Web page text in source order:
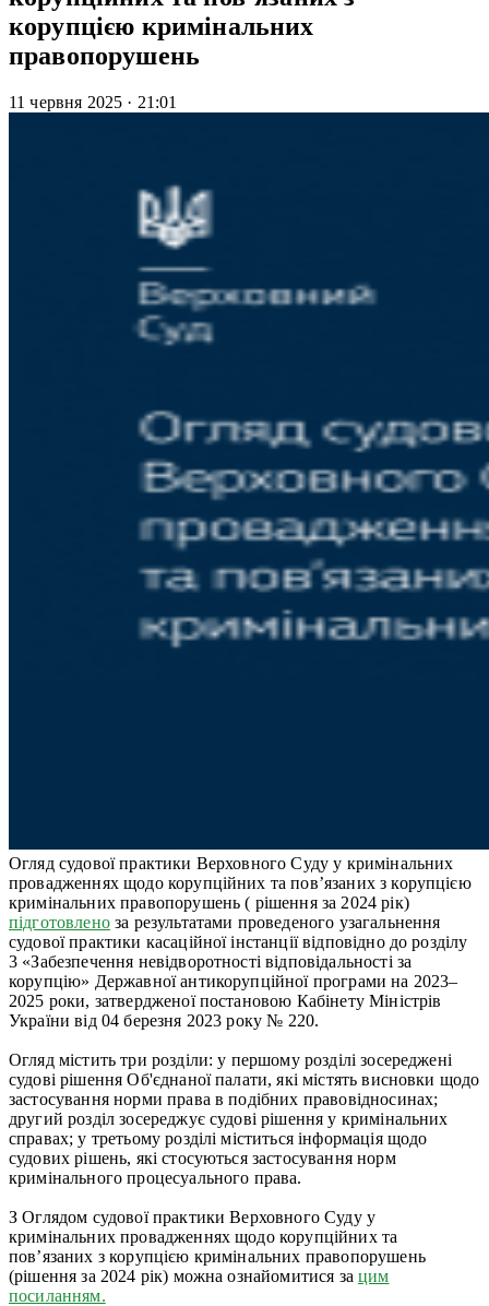
корупцією кримінальних
правопорушень
11 червня 2025 · 21:01
Огляд судової практики Верховного Суду у кримінальних
провадженнях щодо корупційних та пов’язаних з корупцією
кримінальних правопорушень ( рішення за 2024 рік)
підготовленоза результатами проведеного узагальнення
судової практики касаційної інстанції відповідно до розділу
3 «Забезпечення невідворотності відповідальності за
корупцію» Державної антикорупційної програми на 2023–
2025 роки, затвердженої постановою Кабінету Міністрів
України від 04 березня 2023 року № 220.
Огляд містить три розділи: у першому розділі зосереджені
судові рішення Об'єднаної палати, які містять висновки щодо
застосування норми права в подібних правовідносинах;
другий розділ зосереджує судові рішення у кримінальних
справах; у третьому розділі міститься інформація щодо
судових рішень, які стосуються застосування норм
кримінального процесуального права.
З Оглядом судової практики Верховного Суду у
кримінальних провадженнях щодо корупційних та
пов’язаних з корупцією кримінальних правопорушень
(рішення за 2024 рік) можна ознайомитися зацим
посиланням.